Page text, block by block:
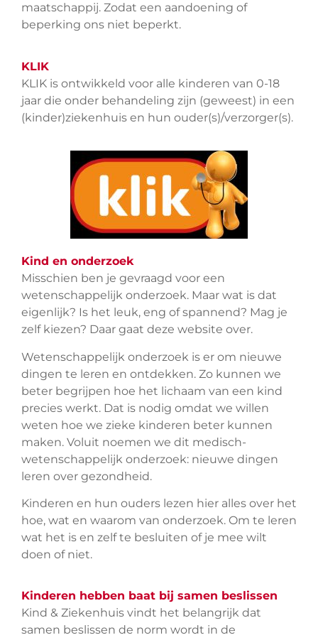
maatschappij. Zodat een aandoening of
beperking ons niet beperkt.
KLIK
KLIK is ontwikkeld voor alle kinderen van 0-18
jaar die onder behandeling zijn (geweest) in een
(kinder)ziekenhuis en hun ouder(s)/verzorger(s).
Kind en onderzoek
Misschien ben je gevraagd voor een
wetenschappelijk onderzoek. Maar wat is dat
eigenlijk? Is het leuk, eng of spannend? Mag je
zelf kiezen? Daar gaat deze website over.
Wetenschappelijk onderzoek is er om nieuwe
dingen te leren en ontdekken. Zo kunnen we
beter begrijpen hoe het lichaam van een kind
precies werkt. Dat is nodig omdat we willen
weten hoe we zieke kinderen beter kunnen
maken. Voluit noemen we dit medisch-
wetenschappelijk onderzoek: nieuwe dingen
leren over gezondheid.
Kinderen en hun ouders lezen hier alles over het
hoe, wat en waarom van onderzoek. Om te leren
wat het is en zelf te besluiten of je mee wilt
doen of niet.
Kinderen hebben baat bij samen beslissen
Kind & Ziekenhuis vindt het belangrijk dat
samen beslissen de norm wordt in de